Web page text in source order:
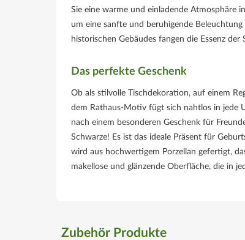
Sie eine warme und einladende Atmosphäre
um eine sanfte und beruhigende
historischen Gebäudes fangen die Essenz
Das perfekte Geschenk
Ob als stilvolle Tischdekoration, auf einem
dem Rathaus-Motiv fügt sich nahtlos in jede
nach einem besonderen Geschenk für
Schwarze! Es ist das ideale Präsent für
wird aus hochwertigem Porzellan gefertigt,
makellose und glänzende Oberfläche, die in
Zubehör Produkte